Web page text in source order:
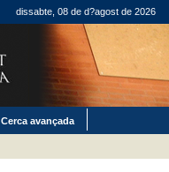
dissabte, 08 de d?agost de 2026
Cerca avançada